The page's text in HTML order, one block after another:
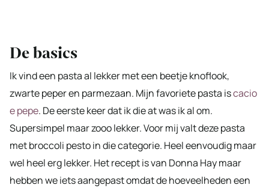
De basics
Ik vind een pasta al lekker met een beetje knoflook,
zwarte peper en parmezaan. Mijn favoriete pasta iscacio
e pepe. De eerste keer dat ik die at was ik al om.
Supersimpel maar zooo lekker. Voor mij valt deze pasta
met broccoli pesto in die categorie. Heel eenvoudig maar
wel heel erg lekker. Het recept is van Donna Hay maar
hebben we iets aangepast omdat de hoeveelheden een